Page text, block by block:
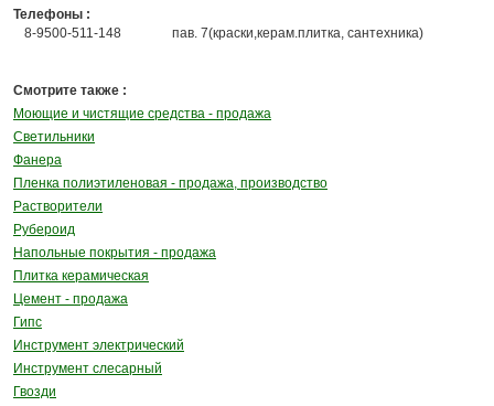
Телефоны :
8-9500-511-148
пав. 7(краски,керам.плитка, сантехника)
Смотрите также :
Моющие и чистящие средства - продажа
Светильники
Фанера
Пленка полиэтиленовая - продажа, производство
Растворители
Рубероид
Напольные покрытия - продажа
Плитка керамическая
Цемент - продажа
Гипс
Инструмент электрический
Инструмент слесарный
Гвозди